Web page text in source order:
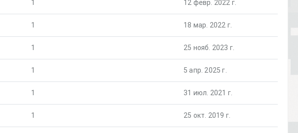
1 12 февр. 2022 г.
1 18 мар. 2022 г.
1 25 нояб. 2023 г.
1 5 апр. 2025 г.
1 31 июл. 2021 г.
1 25 окт. 2019 г.